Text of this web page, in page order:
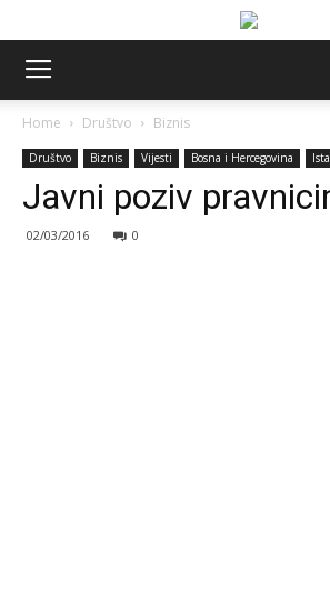
Home Društvo Biznis
Društvo Biznis Vijesti Bosna i Hercegovina
Javni poziv
02/03/2016 0